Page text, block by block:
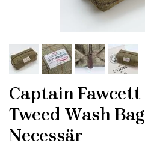
Captain Fawcett
Tweed Wash Bag
Necessär